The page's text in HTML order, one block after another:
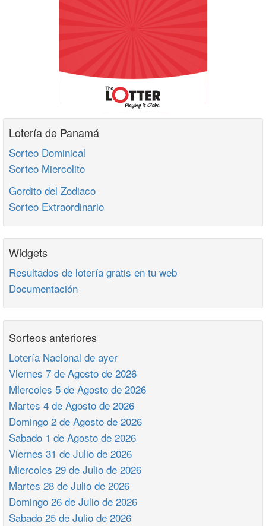
Lotería de Panamá
Sorteo Dominical
Sorteo Miercolito
Gordito del Zodiaco
Sorteo Extraordinario
Widgets
Resultados de lotería gratis en tu web
Documentación
Sorteos anteriores
Lotería Nacional de ayer
Viernes 7 de Agosto de 2026
Miercoles 5 de Agosto de 2026
Martes 4 de Agosto de 2026
Domingo 2 de Agosto de 2026
Sabado 1 de Agosto de 2026
Viernes 31 de Julio de 2026
Miercoles 29 de Julio de 2026
Martes 28 de Julio de 2026
Domingo 26 de Julio de 2026
Sabado 25 de Julio de 2026